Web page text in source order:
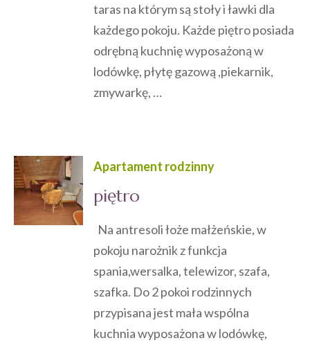
taras na którym są stoły i ławki dla
każdego pokoju. Każde piętro posiada
odrębną kuchnię wyposażoną w
lodówkę, płytę gazową ,piekarnik,
zmywarkę, …
Apartament rodzinny
piętro
Na antresoli łoże małżeńskie, w
pokoju narożnik z funkcja
spania,wersalka, telewizor, szafa,
szafka. Do 2 pokoi rodzinnych
przypisana jest mała wspólna
kuchnia wyposażona w lodówkę,